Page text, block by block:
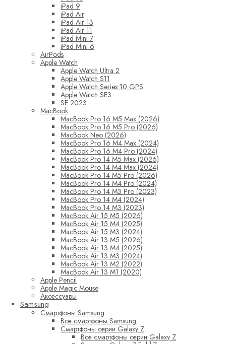
iPad 9
iPad Air
iPad Air 13
iPad Air 11
iPad Mini 7
iPad Mini 6
AirPods
Apple Watch
Apple Watch Ultra 2
Apple Watch S11
Apple Watch Series 10 GPS
Apple Watch SE3
SE 2023
MacBook
MacBook Pro 16 M5 Max (2026)
MacBook Pro 16 M5 Pro (2026)
MacBook Neo (2026)
MacBook Pro 16 M4 Max (2024)
MacBook Pro 16 M4 Pro (2024)
MacBook Pro 14 M5 Max (2026)
MacBook Pro 14 M4 Max (2024)
MacBook Pro 14 M5 Pro (2026)
MacBook Pro 14 M4 Pro (2024)
MacBook Pro 14 M3 Pro (2023)
MacBook Pro 14 M4 (2024)
MacBook Pro 14 M3 (2023)
MacBook Air 15 M5 (2026)
MacBook Air 15 M4 (2025)
MacBook Air 15 M3 (2024)
MacBook Air 13 M5 (2026)
MacBook Air 13 M4 (2025)
MacBook Air 13 M3 (2024)
MacBook Air 13 M2 (2022)
MacBook Air 13 M1 (2020)
Apple Pencil
Apple Magic Mouse
Аксессуары
Samsung
Смартфоны Samsung
Все смартфоны Samsung
Смартфоны серии Galaxy Z
Все смартфоны серии Galaxy Z